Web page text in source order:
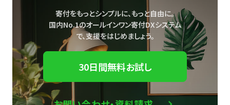
寄付をもっとシンプルに、もっと自由に。
国内No.1のオールインワン寄付DXシステム
で、支援をはじめましょう。
30日間無料お試し